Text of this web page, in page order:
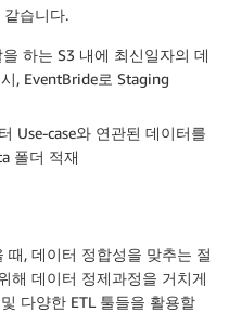
습니다.
하는 S3 내에 최신일자의 데
, EventBride로 Staging
Use-case와 연관된 데이터를
폴더 적재
, 데이터 정합성을 맞추는 절
해 데이터 정제과정을 거치게
다양한 ETL 툴들을 활용할